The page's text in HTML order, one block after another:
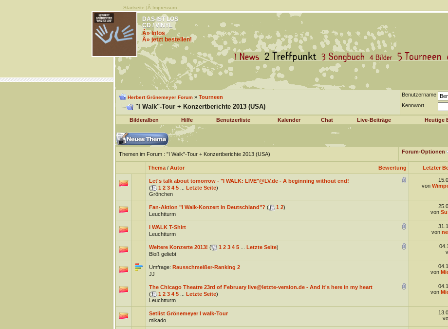
Startseite |Â Impressum
DAS IST LOS
CD / VINYL
Â» Infos
Â» jetzt bestellen!
Herbert Grönemeyer Forum» Tourneen
"I Walk"-Tour + Konzertberichte 2013 (USA)
Benutzername
Kennwort
Bilderalben Hilfe Benutzerliste Kalender Chat Live-Beiträge Heutige
Themen im Forum: "I Walk"-Tour + Konzertberichte 2013 (USA) Forum-Optionen
Bewertung
Thema/ Autor Letzter
Let's talk about tomorrow - "I WALK: LIVE"@LV.de - A beginning without end!
(
1 2 3 4 5... Letzte Seite)
Grönchen
von
Fan-Aktion "I Walk-Konzert in Deutschland"? ( 1 2)
Leuchtturm
von
I WALK T-Shirt
Leuchtturm
von
Weitere Konzerte 2013! ( 1 2 3 4 5... Letzte Seite)
Bloß geliebt
Umfrage: Rausschmeißer-Ranking 2
JJ
von
The Chicago Theatre 23rd of February live@letzte-version.de - And it's here in my heart
(
1 2 3 4 5... Letzte Seite)
Leuchtturm
von
Setlist Grönemeyer I walk-Tour
mikado